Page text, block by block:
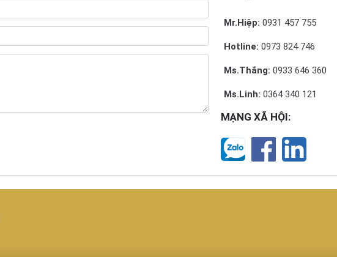
Mr.Hiệp: 0931 457 755
Hotline: 0973 824 746
Ms.Thắng: 0933 646 360
Ms.Linh: 0364 340 121
MẠNG XÃ HỘI: